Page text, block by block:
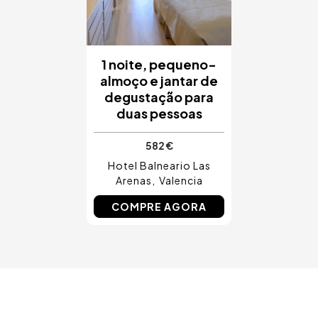
1 noite, pequeno-
almoço e jantar de
degustação para
duas pessoas
582 €
Hotel Balneario Las
Arenas
Valencia
COMPRE AGORA